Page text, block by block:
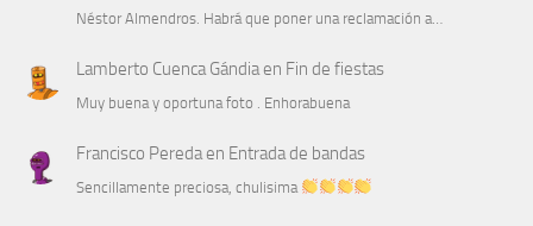
Néstor Almendros. Habrá que poner una reclamación a…
Lamberto Cuenca Gándiaen Fin de fiestas
Muy buena y oportuna foto . Enhorabuena
Francisco Peredaen Entrada de bandas
Sencillamente preciosa, chulisima